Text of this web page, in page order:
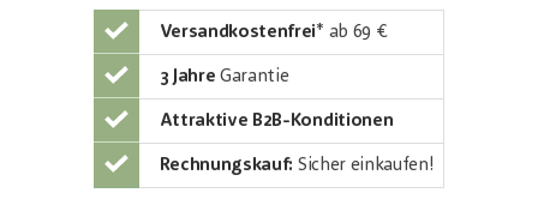
Versandkostenfrei* ab 69 €
3 Jahre Garantie
Attraktive B2B-Konditionen
Rechnungskauf: Sicher einkaufen!